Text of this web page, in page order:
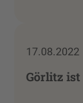
17.08.2022
Görlitz